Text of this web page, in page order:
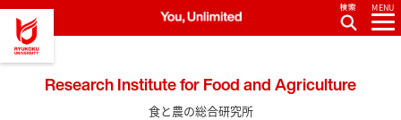
MENU
Research Institute for Food and Agriculture
食と農の総合研究所